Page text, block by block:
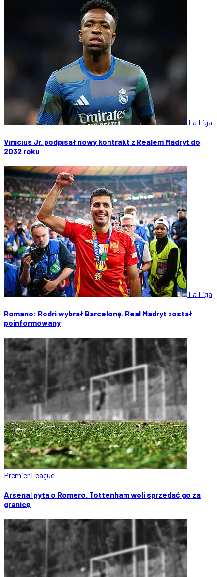
La Liga
Vinícius Jr. podpisał nowy kontrakt z Realem Madryt do
2032 roku
La Liga
Romano: Rodri wybrał Barcelonę. Real Madryt został
poinformowany
Premier League
Arsenal pyta o Romero. Tottenham woli sprzedać go za
granicę